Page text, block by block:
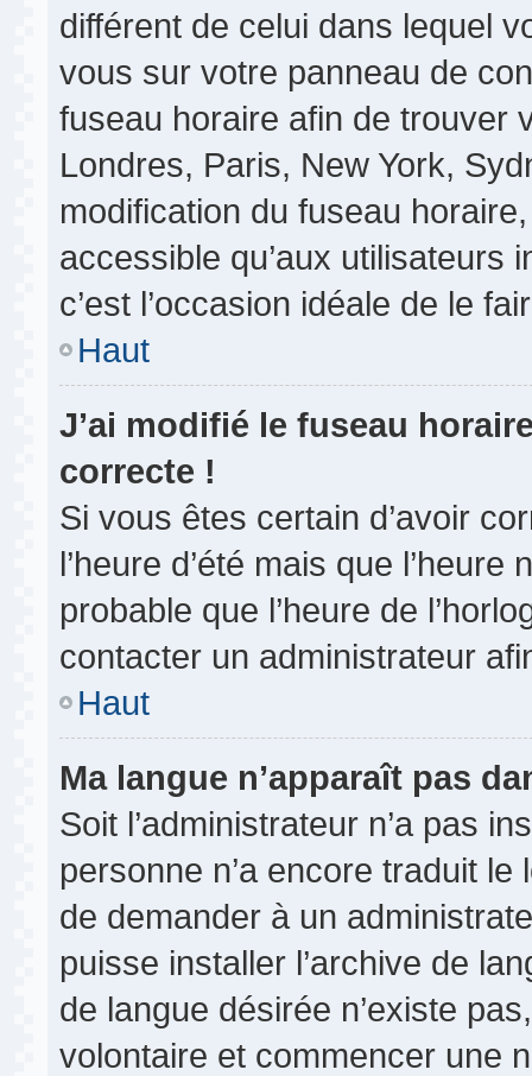
différent de celui dans lequel
vous sur votre panneau de
fuseau horaire afin de trouver
Londres, Paris, New York,
modification du fuseau
accessible qu’aux utilisateurs
c’est l’occasion idéale de le
Haut
J’ai modifié le fuseau
correcte !
Si vous êtes certain d’avoir
l’heure d’été mais que
probable que l’heure de
contacter un administrateur
Haut
Ma langue n’apparaît pas
Soit l’administrateur n’a pas
personne n’a encore traduit
de demander à un
puisse installer l’archive de
de langue désirée n’existe
volontaire et commencer une